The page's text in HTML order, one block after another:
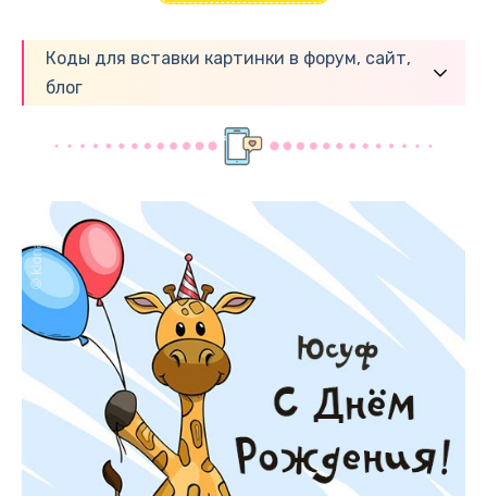
Коды для вставки картинки в форум, сайт,
блог